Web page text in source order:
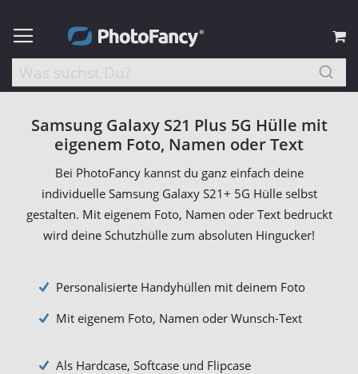
Samsung Galaxy S21 Plus 5G Hülle mit
eigenem Foto, Namen oder Text
Bei PhotoFancy kannst du ganz einfach deine
individuelle Samsung Galaxy S21+ 5G Hülle selbst
gestalten. Mit eigenem Foto, Namen oder Text bedruckt
wird deine Schutzhülle zum absoluten Hingucker!
Personalisierte Handyhüllen mit deinem Foto
Mit eigenem Foto, Namen oder Wunsch-Text
Als Hardcase, Softcase und Flipcase